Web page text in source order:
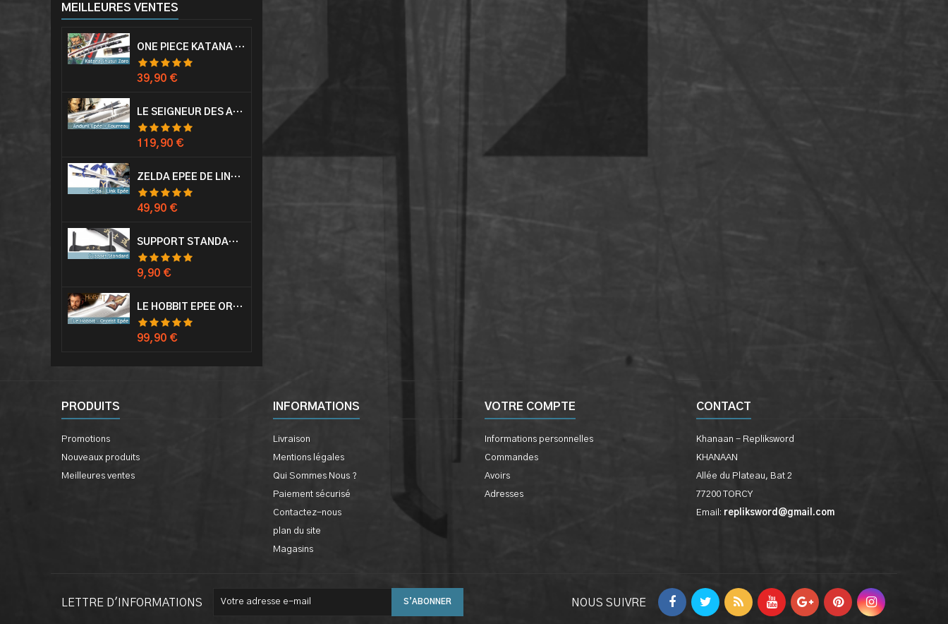
MEILLEURES VENTES
ONE PIECE KATANA ZORO RORONOA SHUSUI EPÉE SABRE ACIER
Prix
39,90 €
LE SEIGNEUR DES ANNEAUX EPÉE ANDURIL ARAGORN
Prix
119,90 €
ZELDA EPÉE DE LINK AVEC FOURREAU MASTER SWORD EPEE
Prix
49,90 €
SUPPORT STANDARD KATANA EPÉE
Prix
9,90 €
LE HOBBIT EPÉE ORCRIST EPÉE DE THORIN SABRE + PLAQUE MURALE EN BOIS
Prix
99,90 €
PRODUITS
Promotions
Nouveaux produits
Meilleures ventes
INFORMATIONS
Livraison
Mentions légales
Qui Sommes Nous ?
Paiement sécurisé
Contactez-nous
plan du site
Magasins
VOTRE COMPTE
Informations personnelles
Commandes
Avoirs
Adresses
CONTACT
Khanaan - Repliksword
KHANAAN
Allée du Plateau, Bat 2
77200 TORCY
Email: repliksword@gmail.com
LETTRE D'INFORMATIONS NOUS SUIVRE